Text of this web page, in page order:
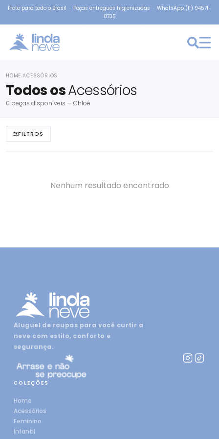
Frete para todo o Brasil · Peças entregues higienizadas · WhatsApp (11) 94571-
8735
HOME ›ACESSÓRIOS
Todos osAcessórios
0 peças disponíveis — Chloé
FILTROS
Nenhum resultado encontrado
Aluguel de roupas para você curtir a
neve com estilo, conforto e
segurança.
COLEÇÕES
Home
Acessórios
Feminino
Infantil